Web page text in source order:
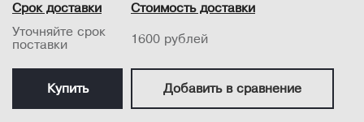
Срок доставки
Уточняйте срок
поставки
Стоимость доставки
1600 рублей
Купить Добавить в сравнение